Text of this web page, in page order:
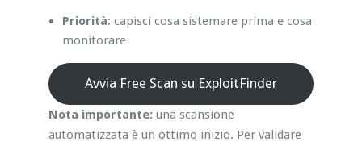
Priorità: capisci cosa sistemare prima e cosa
monitorare
Avvia Free Scan su ExploitFinder
Nota importante: una scansione
automatizzata è un ottimo inizio. Per validare